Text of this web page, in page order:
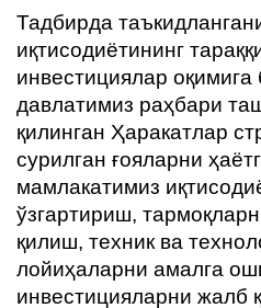
Тадбирда
иқтисодиётининг
инвестициялар оқимига
давлатимиз раҳбари
қилинган Ҳаракатлар
сурилган ғояларни
мамлакатимиз
ўзгартириш,
қилиш, техник ва
лойиҳаларни амалга
инвестицияларни жалб